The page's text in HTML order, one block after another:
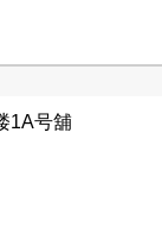
1A号舖